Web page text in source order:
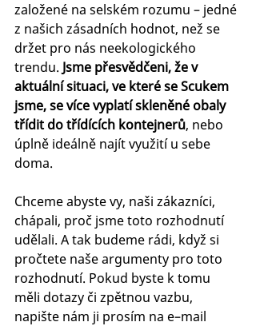
založené na selském rozumu – jedné
z našich zásadních hodnot, než se
držet pro nás neekologického
trendu. Jsme přesvědčeni, že v
aktuální situaci, ve které se Scukem
jsme, se více vyplatí skleněné obaly
třídit do třídících kontejnerů, nebo
úplně ideálně najít využití u sebe
doma.
Chceme abyste vy, naši zákazníci,
chápali, proč jsme toto rozhodnutí
udělali. A tak budeme rádi, když si
pročtete naše argumenty pro toto
rozhodnutí. Pokud byste k tomu
měli dotazy či zpětnou vazbu,
napište nám ji prosím na e–mail